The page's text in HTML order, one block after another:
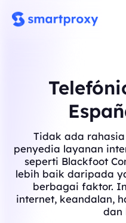
Tidak ada
penyedia layanan
seperti Blackfoot
lebih baik daripada
berbagai faktor.
internet, keandalan,
dan